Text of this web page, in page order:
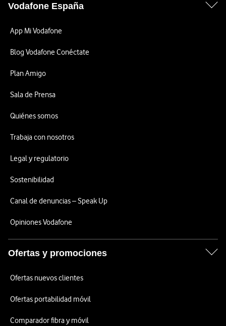
Vodafone España
App Mi Vodafone
Blog Vodafone Conéctate
Plan Amigo
Sala de Prensa
Quiénes somos
Trabaja con nosotros
Legal y regulatorio
Sostenibilidad
Canal de denuncias – Speak Up
Opiniones Vodafone
Ofertas y promociones
Ofertas nuevos clientes
Ofertas portabilidad móvil
Comparador fibra y móvil